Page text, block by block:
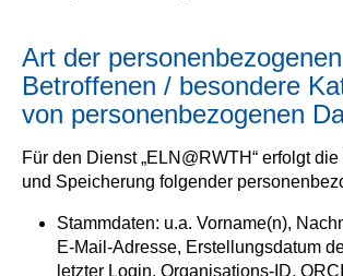
Art der
Betroffenen / besondere
von personenbezogenen
Für den Dienst „ELN@RWTH“ erfolgt
und Speicherung folgender
Stammdaten: u.a. Vorname(n),
E-Mail-Adresse, Erstellungsdatum
letzter Login, Organisations-ID,